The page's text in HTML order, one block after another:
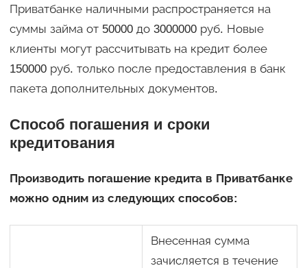
Приватбанке наличными распространяется на
суммы займа от 50000 до 3000000 руб. Новые
клиенты могут рассчитывать на кредит более
150000 руб. только после предоставления в банк
пакета дополнительных документов.
Способ погашения и сроки
кредитования
Производить погашение кредита в Приватбанке
можно одним из следующих способов:
Внесенная сумма
зачисляется в течение